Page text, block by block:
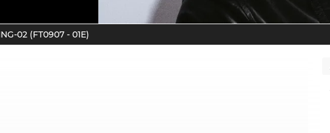
02 (FT0907 - 01E)